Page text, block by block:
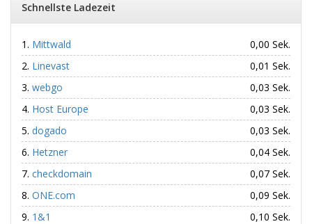
Schnellste Ladezeit
Mittwald
0,00 Sek.
Linevast
0,01 Sek.
webgo
0,03 Sek.
Host Europe
0,03 Sek.
dogado
0,03 Sek.
Hetzner
0,04 Sek.
checkdomain
0,07 Sek.
ONE.com
0,09 Sek.
1&1
0,10 Sek.